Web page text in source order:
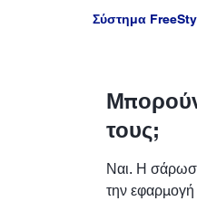
Σύστημα
τους;
Ναι. Η
την εφαρμογή